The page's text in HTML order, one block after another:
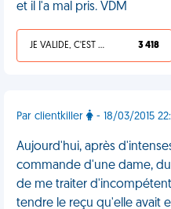
et il l'a mal pris. VDM
JE VALIDE, C'EST UNE VDM 3 418
Par clientkiller - 18/03/2015
Aujourd'hui, après
commande d'une dame,
de me traiter
tendre le reçu qu'elle avait